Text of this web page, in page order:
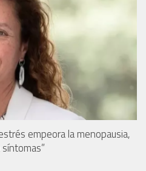
empeora la menopausia,